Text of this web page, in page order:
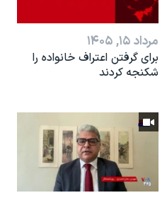
مرداد ۱۵, ۱۴۰۵
براى گرفتن اعتراف خانواده را
شكنجه کردند